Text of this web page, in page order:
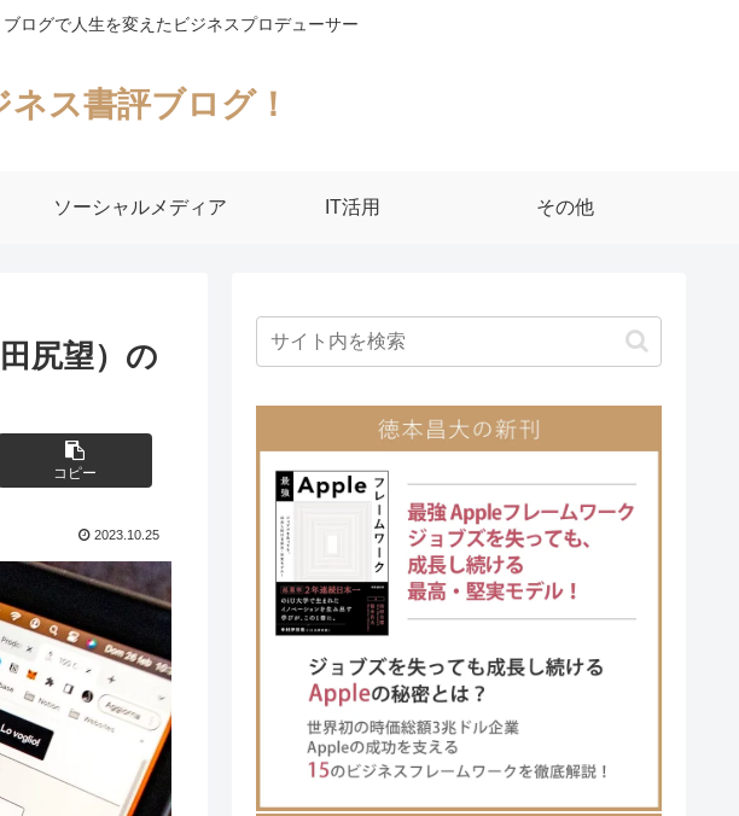
ログで人生を変えたビジネスプロデューサー
ス書評ブログ！
ソーシャルメディア IT活用 その他
尻望）の
コピー
2023.10.25